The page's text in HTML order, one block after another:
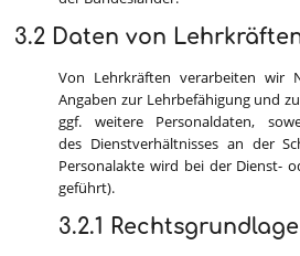
3.2 Daten von
Von Lehrkräften verarbeiten wir
Angaben zur Lehrbefähigung und
ggf. weitere Personaldaten,
des Dienstverhältnisses an der
Personalakte wird bei der Dienst-
geführt).
3.2.1 Rechtsgrundlage